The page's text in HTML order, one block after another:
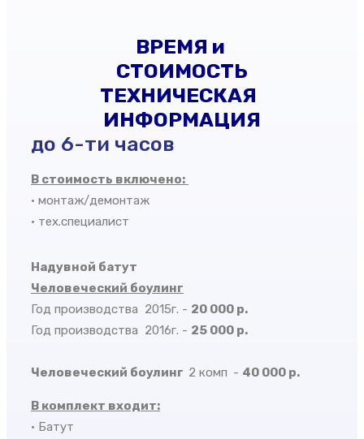
ВРЕМЯ и
СТОИМОСТЬ
ТЕХНИЧЕСКАЯ
ИНФОРМАЦИЯ
до 6-ти часов
В стоимость включено:
• монтаж/демонтаж
• тех.специалист
Надувной батут
Человеческий боулинг
Год производства 2015г. - 20 000 р.
Год производства 2016г. - 25 000 р.
Человеческий боулинг 2 комп - 40 000 р.
В комплект входит:
• Батут